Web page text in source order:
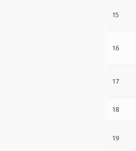
15
16
17
18
19